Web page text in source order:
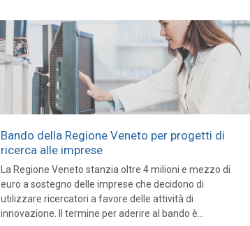
Bando della Regione Veneto per progetti di
ricerca alle imprese
La Regione Veneto stanzia oltre 4 milioni e mezzo di
euro a sostegno delle imprese che decidono di
utilizzare ricercatori a favore delle attività di
innovazione. Il termine per aderire al bando è...